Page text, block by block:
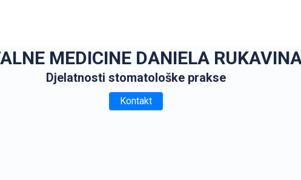
MEDICINE DANIELA
Djelatnosti stomatološke prakse
Kontakt